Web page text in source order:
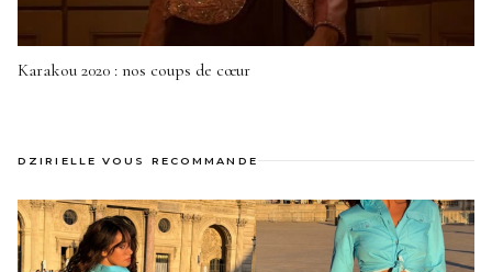
Karakou 2020 : nos coups de cœur
DZIRIELLE VOUS RECOMMANDE